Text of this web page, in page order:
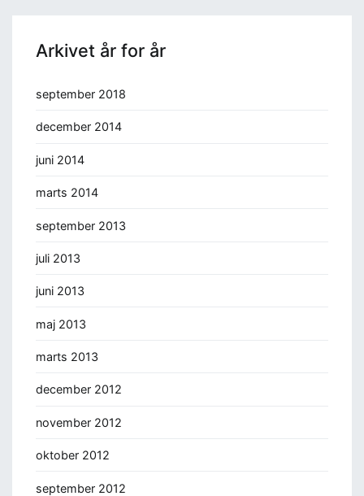
Arkivet år for år
september 2018
december 2014
juni 2014
marts 2014
september 2013
juli 2013
juni 2013
maj 2013
marts 2013
december 2012
november 2012
oktober 2012
september 2012